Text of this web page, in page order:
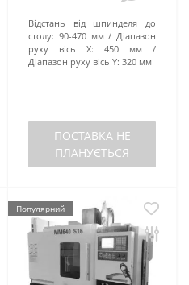
Відстань від шпинделя до
столу: 90-470 мм
Діапазон
руху вісь X:
450 мм
Діапазон руху вісь Y: 320 мм
ПОСТАВКА НЕ
ПЛАНУЄТЬСЯ
Популярний